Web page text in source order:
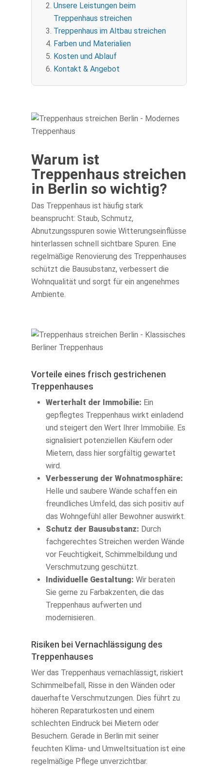
Unsere Leistungen beim
Treppenhaus streichen
Treppenhaus im Altbau streichen
Farben und Materialien
Kosten und Ablauf
Kontakt & Angebot
Warum ist
Treppenhaus streichen
in Berlin so wichtig?
Das Treppenhaus ist häufig stark
beansprucht: Staub, Schmutz,
Abnutzungsspuren sowie Witterungseinflüsse
hinterlassen schnell sichtbare Spuren. Eine
regelmäßige Renovierung des Treppenhauses
schützt die Bausubstanz, verbessert die
Wohnqualität und sorgt für ein angenehmes
Ambiente.
Vorteile eines frisch gestrichenen
Treppenhauses
Werterhalt der Immobilie: Ein
gepflegtes Treppenhaus wirkt einladend
und steigert den Wert Ihrer Immobilie. Es
signalisiert potenziellen Käufern oder
Mietern, dass hier sorgfältig gewartet
wird.
Verbesserung der Wohnatmosphäre:
Helle und saubere Wände schaffen ein
freundliches Umfeld, das sich positiv auf
das Wohngefühl aller Bewohner auswirkt.
Schutz der Bausubstanz: Durch
fachgerechtes Streichen werden Wände
vor Feuchtigkeit, Schimmelbildung und
Verschmutzung geschützt.
Individuelle Gestaltung: Wir beraten
Sie gerne zu Farbakzenten, die das
Treppenhaus aufwerten und
modernisieren.
Risiken bei Vernachlässigung des
Treppenhauses
Wer das Treppenhaus vernachlässigt, riskiert
Schimmelbefall, Risse in den Wänden oder
dauerhafte Verschmutzungen. Dies führt zu
höheren Reparaturkosten und einem
schlechten Eindruck bei Mietern oder
Besuchern. Gerade in Berlin mit seiner
feuchten Klima- und Umweltsituation ist eine
regelmäßige Pflege unverzichtbar.